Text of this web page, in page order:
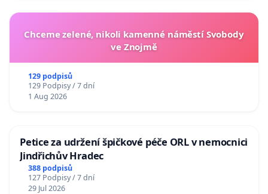
Chceme zelené, nikoli kamenné náměstí Svobody
ve Znojmě
129 podpisů
129 Podpisy / 7 dní
1 Aug 2026
Petice za udržení špičkové péče ORL v nemocnici
Jindřichův Hradec
388 podpisů
127 Podpisy / 7 dní
29 Jul 2026